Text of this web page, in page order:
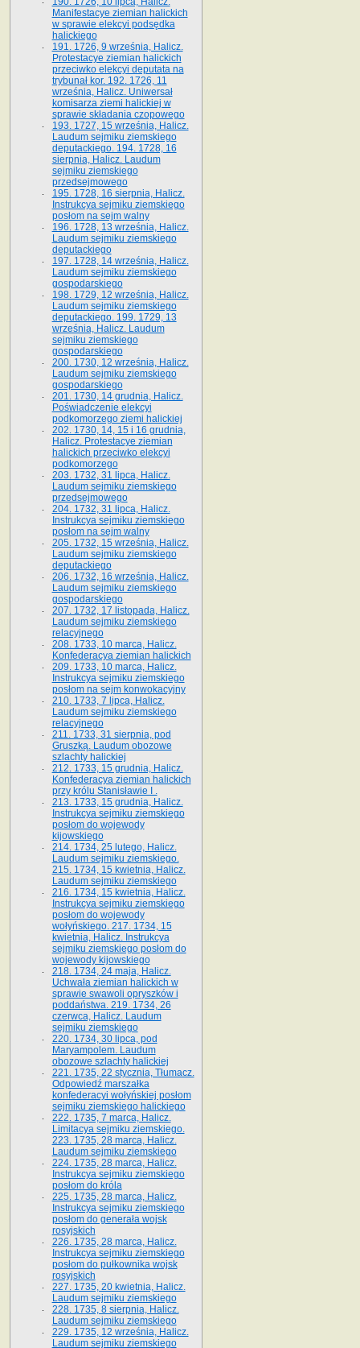
Manifestacye ziemian halickich
w sprawie elekcyi podsędka
halickiego
191. 1726, 9 września, Halicz.
Protestacye ziemian halickich
przeciwko elekcyi deputata na
trybunał kor. 192. 1726, 11
września, Halicz. Uniwersał
komisarza ziemi halickiej w
sprawie składania czopowego
193. 1727, 15 września, Halicz.
Laudum sejmiku ziemskiego
deputackiego. 194. 1728, 16
sierpnia, Halicz. Laudum
sejmiku ziemskiego
przedsejmowego
195. 1728, 16 sierpnia, Halicz.
Instrukcya sejmiku ziemskiego
posłom na sejm walny
196. 1728, 13 września, Halicz.
Laudum sejmiku ziemskiego
deputackiego
197. 1728, 14 września, Halicz.
Laudum sejmiku ziemskiego
gospodarskiego
198. 1729, 12 września, Halicz.
Laudum sejmiku ziemskiego
deputackiego. 199. 1729, 13
września, Halicz. Laudum
sejmiku ziemskiego
gospodarskiego
200. 1730, 12 września, Halicz.
Laudum sejmiku ziemskiego
gospodarskiego
201. 1730, 14 grudnia, Halicz.
Poświadczenie elekcyi
podkomorzego ziemi halickiej
202. 1730, 14, 15 i 16 grudnia,
Halicz. Protestacye ziemian
halickich przeciwko elekcyi
podkomorzego
203. 1732, 31 lipca, Halicz.
Laudum sejmiku ziemskiego
przedsejmowego
204. 1732, 31 lipca, Halicz.
Instrukcya sejmiku ziemskiego
posłom na sejm walny
205. 1732, 15 września, Halicz.
Laudum sejmiku ziemskiego
deputackiego
206. 1732, 16 września, Halicz.
Laudum sejmiku ziemskiego
gospodarskiego
207. 1732, 17 listopada, Halicz.
Laudum sejmiku ziemskiego
relacyjnego
208. 1733, 10 marca, Halicz.
Konfederacya ziemian halickich­
209. 1733, 10 marca, Halicz.
Instrukcya sejmiku ziemskiego
posłom na sejm konwokacyjny
210. 1733, 7 lipca, Halicz.
Laudum sejmiku ziemskiego
relacyjnego
211. 1733, 31 sierpnia, pod
Gruszką. Laudum obozowe
szlachty halickiej
212. 1733, 15 grudnia, Halicz.
Konfederacya ziemian halickich
przy królu Stanisławie I .
213. 1733, 15 grudnia, Halicz.
Instrukcya sejmiku ziemskiego
posłom do wojewody
kijowskiego
214. 1734, 25 lutego, Halicz.
Laudum sejmiku ziemskiego.
215. 1734, 15 kwietnia, Halicz.
Laudum sejmiku ziemskiego
216. 1734, 15 kwietnia, Halicz.
Instrukcya sejmiku ziemskiego
posłom do wojewody
wołyńskiego. 217. 1734, 15
kwietnia, Halicz. Instrukcya
sejmiku ziemskiego posłom do
wojewody kijowskiego
218. 1734, 24 maja, Halicz.
Uchwała ziemian halickich w
sprawie swawoli opryszków i
poddaństwa. 219. 1734, 26
czerwca, Halicz. Laudum
sejmiku ziemskiego
220. 1734, 30 lipca, pod
Maryampolem. Laudum
obozowe szlachty halickiej
221. 1735, 22 stycznia, Tłumacz.
Odpowiedź marszałka
konfederacyi wołyńskiej posłom
sejmiku ziemskiego halickiego
222. 1735, 7 marca, Halicz.
Limitacya sejmiku ziemskiego.
223. 1735, 28 marca, Halicz.
Laudum sejmiku ziemskiego
224. 1735, 28 marca, Halicz.
Instrukcya sejmiku ziemskiego
posłom do króla
225. 1735, 28 marca, Halicz.
Instrukcya sejmiku ziemskiego
posłom do generała wojsk
rosyjskich
226. 1735, 28 marca, Halicz.
Instrukcya sejmiku ziemskiego
posłom do pułkownika wojsk
rosyjskich
227. 1735, 20 kwietnia, Halicz.
Laudum sejmiku ziemskiego
228. 1735, 8 sierpnia, Halicz.
Laudum sejmiku ziemskiego
229. 1735, 12 września, Halicz.
Laudum sejmiku ziemskiego